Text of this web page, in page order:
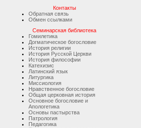
Контакты
Обратная связь
Обмен ссылками
Семинарская библиотека
Гомилетика
Догматическое богословие
История религии
История Русской Церкви
История философии
Катехизис
Латинский язык
Литургика
Миссиология
Нравственное богословие
Общая церковная история
Основное богословие и
Апологетика
Основы пастырства
Патрология
Педагогика